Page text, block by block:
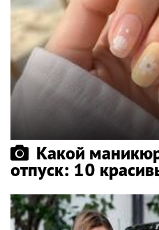
Какой
отпуск: 10